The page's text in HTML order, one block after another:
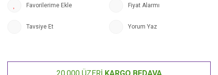
çıkarak anlatıyor. Güncel bilimsel araştırmaların ışığında ortalama bir
Oluşumuzun Hikâyesi’nde sizleri bekliyor.
Fiyat Alarmı
Tavsiye Et Yorum Yaz
20.000 ÜZERİ KARGO BEDAVA